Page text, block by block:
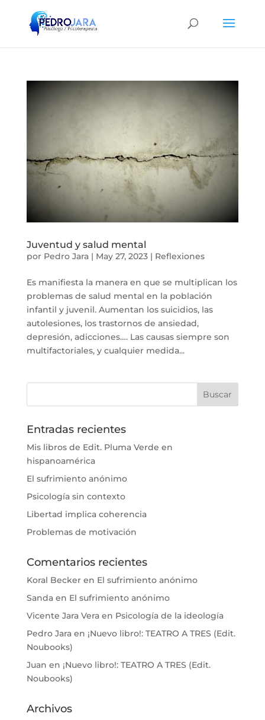
Juventud y salud mental
por Pedro Jara| May 27, 2023| Reflexiones
Es manifiesta la manera en que se multiplican los
problemas de salud mental en la población
infantil y juvenil. Aumentan los suicidios, las
autolesiones, los trastornos de ansiedad,
depresión, adicciones…. Las causas siempre son
multifactoriales, y cualquier medida...
Entradas recientes
Mis libros de Edit. Pluma Verde en
hispanoamérica
El sufrimiento anónimo
Psicología sin contexto
Libertad implica coherencia
Problemas de motivación
Comentarios recientes
Koral Beckeren El sufrimiento anónimo
Sandaen El sufrimiento anónimo
Vicente Jara Veraen Psicología de la ideología
Pedro Jaraen ¡Nuevo libro!: TEATRO A TRES (Edit.
Noubooks)
Juan en ¡Nuevo libro!: TEATRO A TRES (Edit.
Noubooks)
Archivos